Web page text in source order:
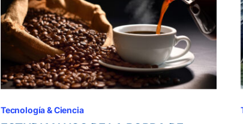
Tecnología & Ciencia